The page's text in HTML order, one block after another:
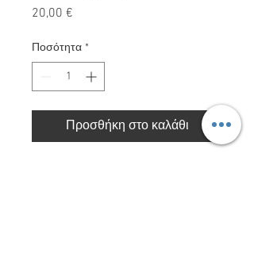
20,00 €
Ποσότητα *
Προσθήκη στο καλάθι